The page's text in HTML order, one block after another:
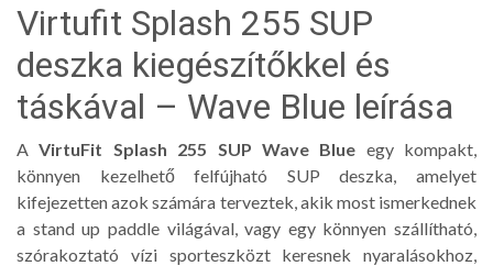
Virtufit Splash 255 SUP
deszka kiegészítőkkel és
táskával – Wave Blue leírása
AVirtuFit Splash 255 SUP Wave Blue egy kompakt,
könnyen kezelhető felfújható SUP deszka, amelyet
kifejezetten azok számára terveztek, akik most ismerkednek
a stand up paddle világával, vagy egy könnyen szállítható,
szórakoztató vízi sporteszközt keresnek nyaralásokhoz,